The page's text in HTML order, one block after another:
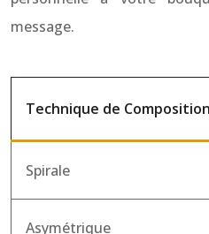
message.
Technique de Composition
Spirale
Asymétrique